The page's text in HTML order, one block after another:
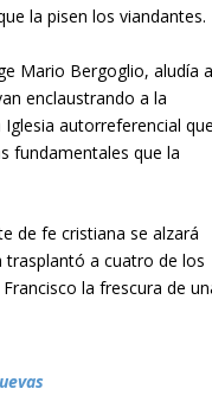
la pisen los viandantes.
Mario Bergoglio, aludía
enclaustrando a la
autorreferencial
fundamentales que la
de fe cristiana se alzará
trasplantó a cuatro de los
la frescura de